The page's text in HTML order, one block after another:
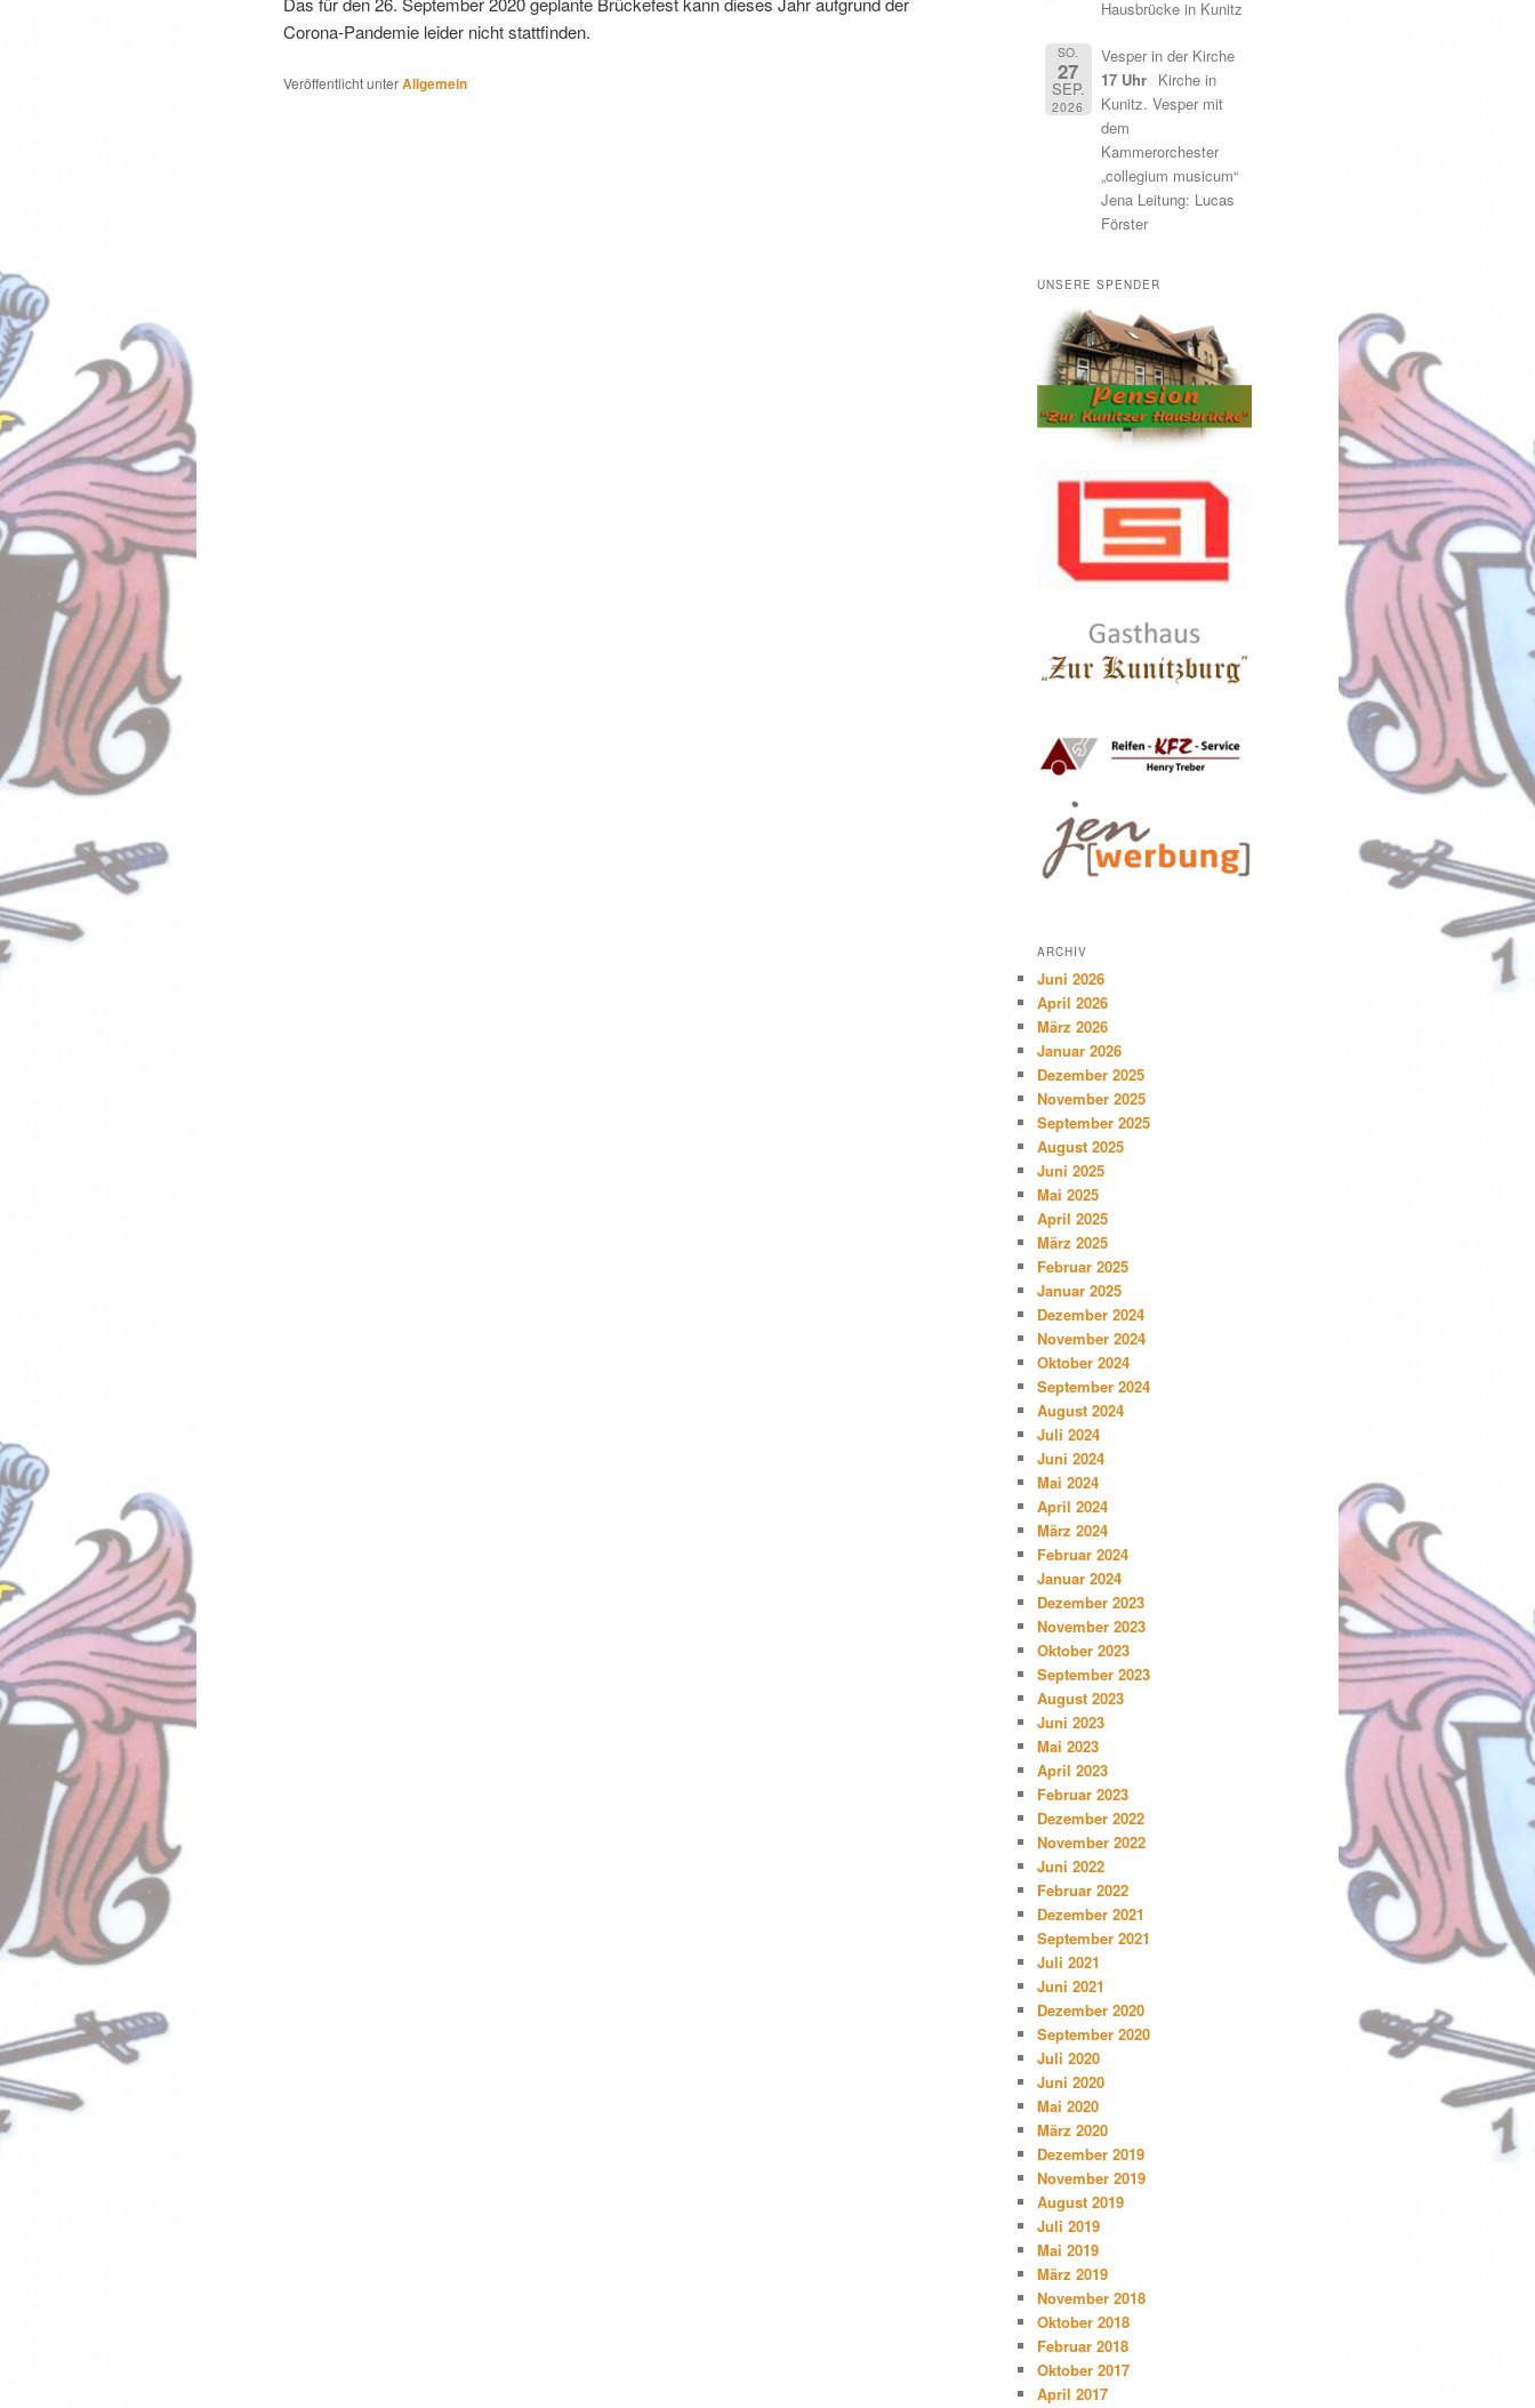
Corona-Pandemie leider nicht stattfinden.
Veröffentlicht unterAllgemein
Hausbrücke in Kunitz
SO.
27
SEP.
2026
Vesper in der Kirche
17 Uhr Kirche in
Kunitz. Vesper mit
dem
Kammerorchester
„collegium musicum“
Jena Leitung: Lucas
Förster
UNSERE SPENDER
ARCHIV
Juni 2026
April 2026
März 2026
Januar 2026
Dezember 2025
November 2025
September 2025
August 2025
Juni 2025
Mai 2025
April 2025
März 2025
Februar 2025
Januar 2025
Dezember 2024
November 2024
Oktober 2024
September 2024
August 2024
Juli 2024
Juni 2024
Mai 2024
April 2024
März 2024
Februar 2024
Januar 2024
Dezember 2023
November 2023
Oktober 2023
September 2023
August 2023
Juni 2023
Mai 2023
April 2023
Februar 2023
Dezember 2022
November 2022
Juni 2022
Februar 2022
Dezember 2021
September 2021
Juli 2021
Juni 2021
Dezember 2020
September 2020
Juli 2020
Juni 2020
Mai 2020
März 2020
Dezember 2019
November 2019
August 2019
Juli 2019
Mai 2019
März 2019
November 2018
Oktober 2018
Februar 2018
Oktober 2017
April 2017